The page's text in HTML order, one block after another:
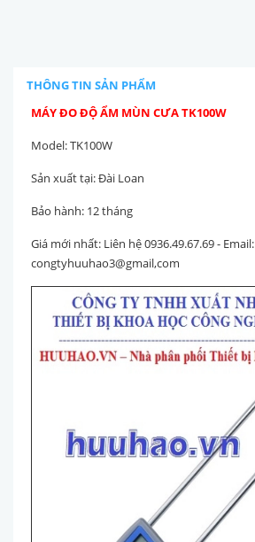
THÔNG TIN SẢN PHẨM
MÁY ĐO ĐỘ ẨM MÙN CƯA TK100W
Model: TK100W
Sản xuất tại: Đài Loan
Bảo hành: 12 tháng
Giá mới nhất: Liên hệ 0936.49.67.69 - Email:
congtyhuuhao3@gmail,com